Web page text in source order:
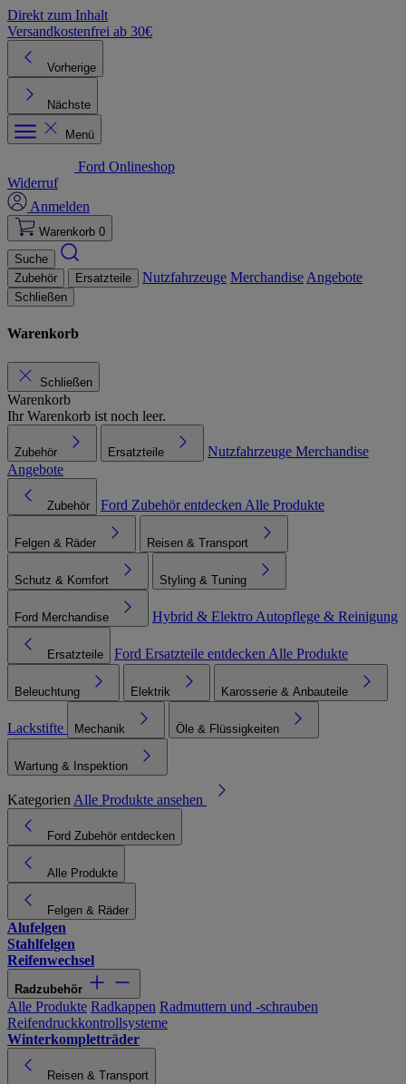
Direkt zum Inhalt
Versandkostenfrei ab 30€
Vorherige
Nächste
Menü
Ford Onlineshop
Widerruf
Anmelden
Warenkorb 0
Suche
Zubehör
Ersatzteile Nutzfahrzeuge Merchandise Angebote
Schließen
Warenkorb
Schließen
Warenkorb
Ihr Warenkorb ist noch leer.
Zubehör Ersatzteile Nutzfahrzeuge Merchandise
Angebote
Zubehör Ford Zubehör entdecken Alle Produkte
Felgen & Räder Reisen & Transport
Schutz & Komfort Styling & Tuning
Ford Merchandise Hybrid & Elektro Autopflege & Reinigung
Ersatzteile Ford Ersatzteile entdecken Alle Produkte
Beleuchtung Elektrik Karosserie & Anbauteile
Lackstifte Mechanik Öle & Flüssigkeiten
Wartung & Inspektion
Kategorien Alle Produkte ansehen
Ford Zubehör entdecken
Alle Produkte
Felgen & Räder
Alufelgen
Stahlfelgen
Reifenwechsel
Radzubehör
Alle Produkte Radkappen Radmuttern und -schrauben
Reifendruckkontrollsysteme
Winterkompletträder
Reisen & Transport